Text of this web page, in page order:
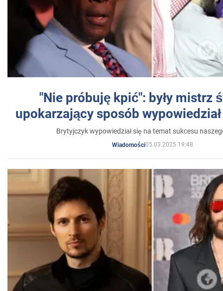
"Nie próbuję kpić": były mistrz
upokarzający sposób
Brytyjczyk wypowiedział się na temat sukcesu
Wiadomości05.03.2025 19:48